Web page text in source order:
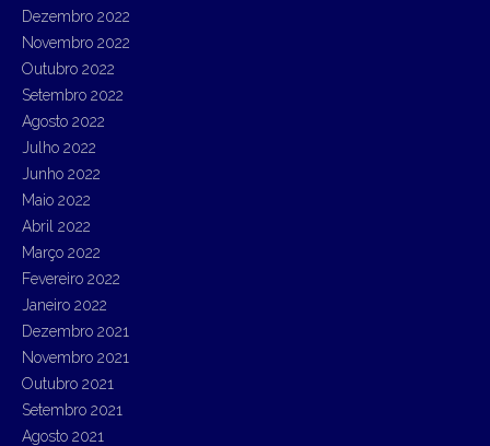
Dezembro 2022
Novembro 2022
Outubro 2022
Setembro 2022
Agosto 2022
Julho 2022
Junho 2022
Maio 2022
Abril 2022
Março 2022
Fevereiro 2022
Janeiro 2022
Dezembro 2021
Novembro 2021
Outubro 2021
Setembro 2021
Agosto 2021